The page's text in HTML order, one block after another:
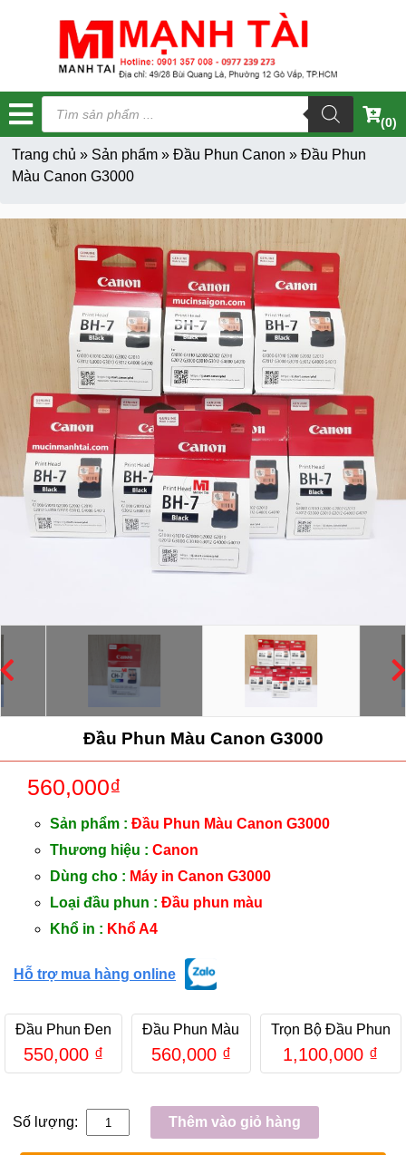
Tìm
kiếm
sản
phẩm
(0)
Trang chủ » Sản phẩm» Đầu Phun Canon » Đầu Phun
Màu Canon G3000
Đầu Phun Màu Canon G3000
560,000₫
Sản phẩm : Đầu Phun Màu Canon G3000
Thương hiệu : Canon
Dùng cho : Máy in Canon G3000
Loại đầu phun : Đầu phun màu
Khổ in : Khổ A4
Hỗ trợ mua hàng online
Đầu Phun Đen
550,000 ₫
Đầu Phun Màu
560,000 ₫
Trọn Bộ Đầu Phun
1,100,000 ₫
Số lượng: Thêm vào giỏ hàng